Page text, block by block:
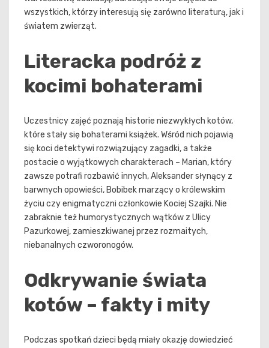
wszystkich, którzy interesują się zarówno literaturą, jak i
światem zwierząt.
Literacka podróż z
kocimi bohaterami
Uczestnicy zajęć poznają historie niezwykłych kotów,
które stały się bohaterami książek. Wśród nich pojawią
się koci detektywi rozwiązujący zagadki, a także
postacie o wyjątkowych charakterach – Marian, który
zawsze potrafi rozbawić innych, Aleksander słynący z
barwnych opowieści, Bobibek marzący o królewskim
życiu czy enigmatyczni członkowie Kociej Szajki. Nie
zabraknie też humorystycznych wątków z Ulicy
Pazurkowej, zamieszkiwanej przez rozmaitych,
niebanalnych czworonogów.
Odkrywanie świata
kotów – fakty i mity
Podczas spotkań dzieci będą miały okazję dowiedzieć